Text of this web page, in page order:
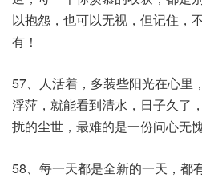
以抱怨，也可以无视，但记住，
有！
57、人活着，多装些阳光在心里
浮萍，就能看到清水，日子久了
扰的尘世，最难的是一份问心无愧
58、每一天都是全新的一天，都